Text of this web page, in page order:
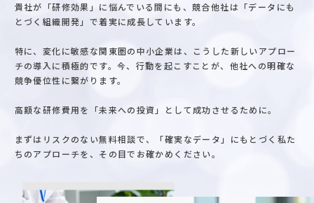
貴社が「研修効果」に悩んでいる間にも、競合他社は「データにも
とづく組織開発」で着実に成長しています。
特に、変化に敏感な関東圏の中小企業は、こうした新しいアプロー
チの導入に積極的です。今、行動を起こすことが、他社への明確な
競争優位性に繋がります。
高額な研修費用を「未来への投資」として成功させるために。
まずはリスクのない無料相談で、「確実なデータ」にもとづく私た
ちのアプローチを、その目でお確かめください。